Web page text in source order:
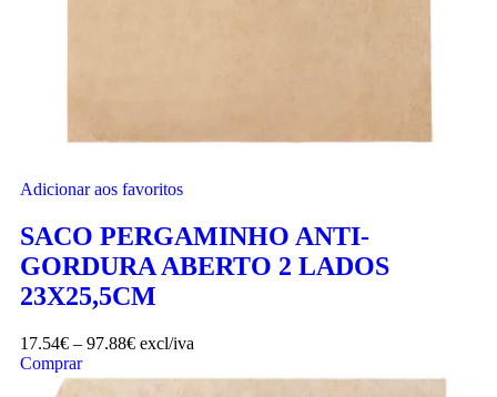
Adicionar aos favoritos
SACO PERGAMINHO ANTI-
GORDURA ABERTO 2 LADOS
23X25,5CM
17.54€ – 97.88€ excl/iva
Comprar